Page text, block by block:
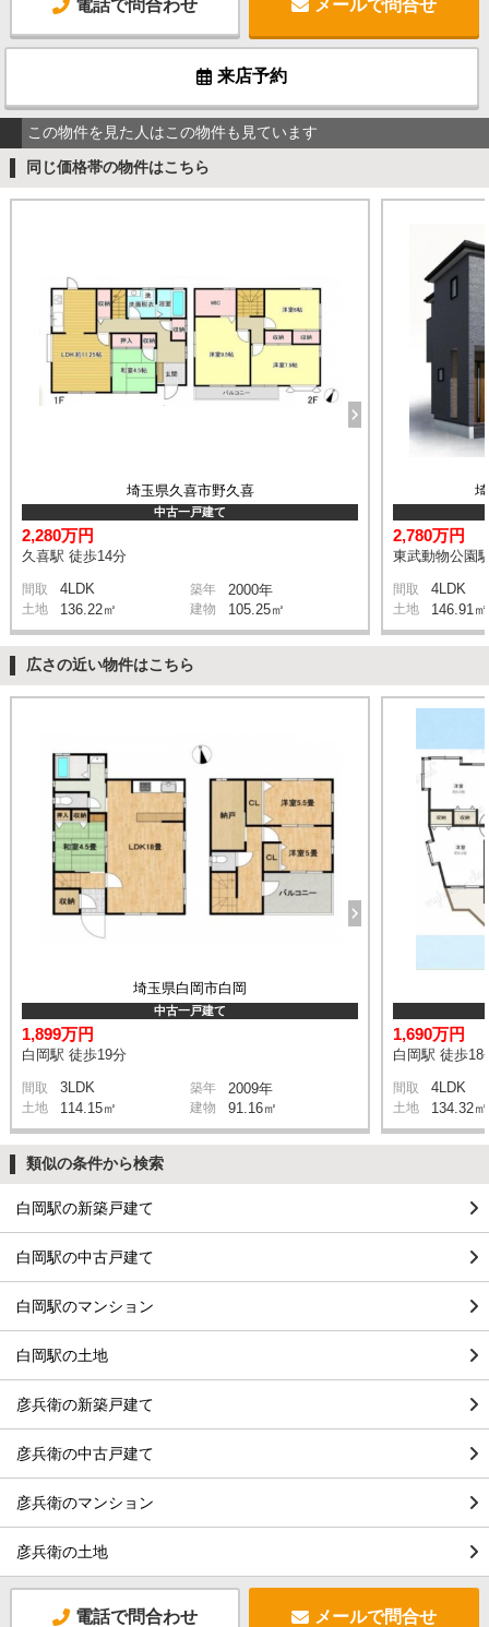
電話で問合わせ メールで問合せ
来店予約
この物件を見た人はこの物件も見ています
同じ価格帯の物件はこちら
埼玉県久喜市野久喜
中古一戸建て
2,280万円
久喜駅 徒歩14分
間取 4LDK 築年 2000年
土地 136.22㎡ 建物 105.25㎡
2,780万円
東武動物公園
間取 4LDK
土地 146.91㎡
広さの近い物件はこちら
埼玉県白岡市白岡
中古一戸建て
1,899万円
白岡駅 徒歩19分
間取 3LDK 築年 2009年
土地 114.15㎡ 建物 91.16㎡
1,690万円
白岡駅 徒歩18
間取 4LDK
土地 134.32㎡
類似の条件から検索
白岡駅の新築戸建て
白岡駅の中古戸建て
白岡駅のマンション
白岡駅の土地
彦兵衛の新築戸建て
彦兵衛の中古戸建て
彦兵衛のマンション
彦兵衛の土地
電話で問合わせ メールで問合せ